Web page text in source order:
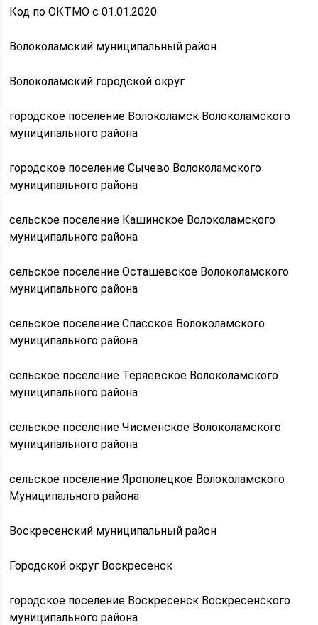
Код по ОКТМО c 01.01.2020
Волоколамский муниципальный район
Волоколамский городской округ
городское поселение Волоколамск Волоколамского
муниципального района
городское поселение Сычево Волоколамского
муниципального района
сельское поселение Кашинское Волоколамского
муниципального района
сельское поселение Осташевское Волоколамского
муниципального района
сельское поселение Спасское Волоколамского
муниципального района
сельское поселение Теряевское Волоколамского
муниципального района
сельское поселение Чисменское Волоколамского
муниципального района
сельское поселение Ярополецкое Волоколамского
Муниципального района
Воскресенский муниципальный район
Городской округ Воскресенск
городское поселение Воскресенск Воскресенского
муниципального района